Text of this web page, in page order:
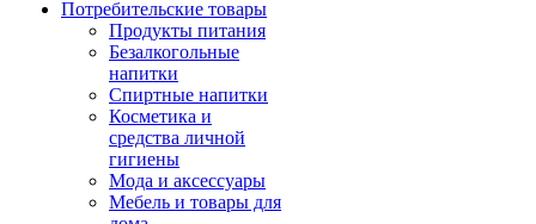
Потребительские товары
Продукты питания
Безалкогольные
напитки
Спиртные напитки
Косметика и
средства личной
гигиены
Мода и аксессуары
Мебель и товары для